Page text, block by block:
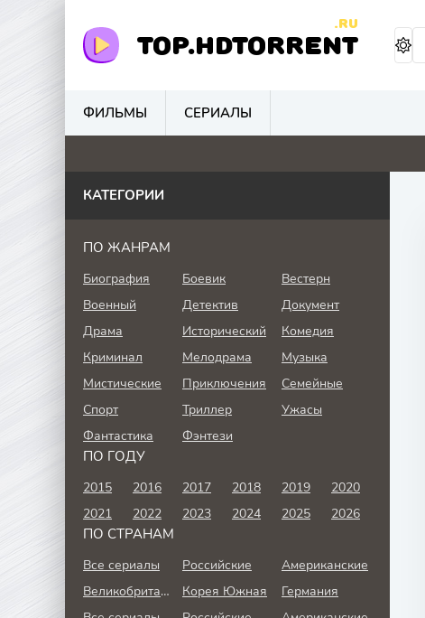
TOP.HDTORRENT
.RU
ФИЛЬМЫ СЕРИАЛЫ
0 0 4.1 0
КАТЕГОРИИ
ПО ЖАНРАМ
Биография Боевик
Вестерн
Военный
Детектив
Документ
Драма
Исторический
Комедия
Криминал
Мелодрама
Музыка
Мистические
Приключения
Семейные
Спорт
Триллер
Ужасы
Фантастика
Фэнтези
ПО ГОДУ
2015 2016 2017 2018 2019
2020
2021
2022 2023 2024 2025 2026
ПО СТРАНАМ
Все сериалы Российские
Американские
Великобритания
Корея Южная
Германия